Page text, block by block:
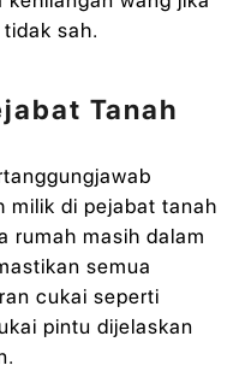
sah.
Tanah
milik di pejabat tanah
rumah masih dalam
semua
cukai seperti
pintu dijelaskan